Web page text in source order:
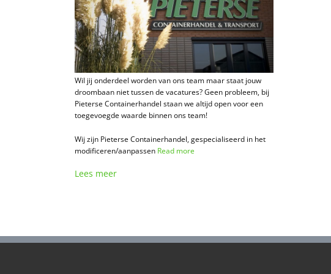
Wil jij onderdeel worden van ons team maar staat jouw
droombaan niet tussen de vacatures? Geen probleem, bij
Pieterse Containerhandel staan we altijd open voor een
toegevoegde waarde binnen ons team!
Wij zijn Pieterse Containerhandel, gespecialiseerd in het
modificeren/aanpassen Read more
Lees meer